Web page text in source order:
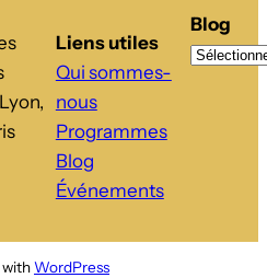
Liens utiles
Qui sommes-
nous
Programmes
Blog
Événements
Blog
withWordPress